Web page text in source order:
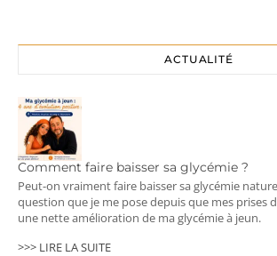
ACTUALITÉ
Comment faire baisser sa glycémie ?
Peut-on vraiment faire baisser sa glycémie
question que je me pose depuis que mes prises
une nette amélioration de ma glycémie à jeun.
>>> LIRE LA SUITE